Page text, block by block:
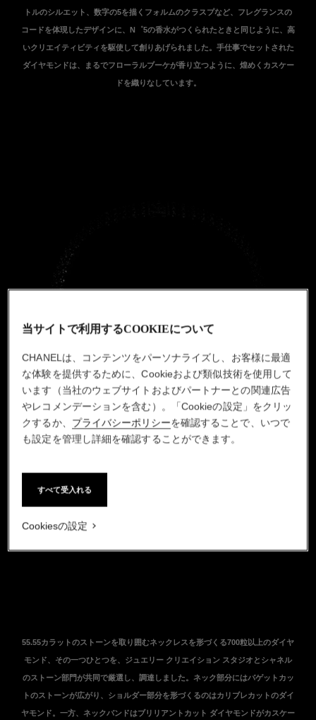
トルのシルエット、数字の5を描くフォルムのクラスプなど、フレグランスの
コードを体現したデザインに、N゜5の香水がつくられたときと同じように、高
いクリエイティビティを駆使して創りあげられました。手仕事でセットされた
ダイヤモンドは、まるでフローラルブーケが香り立つように、煌めくカスケー
ドを織りなしています。
55.55カラットのストーンを取り囲むネックレスを形づくる700粒以上のダイヤ
モンド、その一つひとつを、ジュエリー クリエイション スタジオとシャネル
のストーン部門が共同で厳選し、調達しました。ネック部分にはバゲットカッ
トのストーンが広がり、ショルダー部分を形づくるのはカリブレカットのダイ
ヤモンド。一方、ネックバンドはブリリアントカット ダイヤモンドがカスケー
当サイトで利用するCOOKIEについて
CHANELは、コンテンツをパーソナライズし、お客様に最適
な体験を提供するために、Cookieおよび類似技術を使用して
います（当社のウェブサイトおよびパートナーとの関連広告
やレコメンデーションを含む）。「Cookieの設定」をクリッ
クするか、 プライバシーポリシーを確認することで、いつで
も設定を管理し詳細を確認することができます。
すべて受入れる
Cookiesの設定